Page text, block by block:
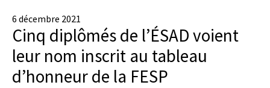
6 décembre 2021
Cinq diplômés de l’ÉSAD voient
leur nom inscrit au tableau
d’honneur de la FESP